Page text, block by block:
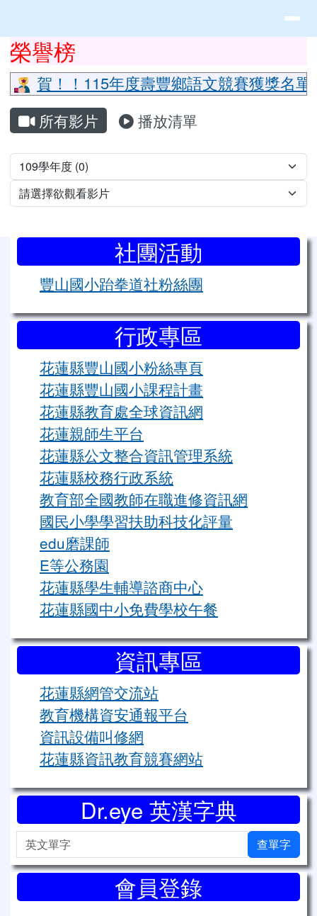
上中區域內容
榮譽榜
賀！！115年度壽豐鄉語文競賽獲獎名
主內容區域
所有影片 播放清單
Video List
左邊區域內容 社團活動
豐山國小跆拳道社粉絲團
行政專區
花蓮縣豐山國小粉絲專頁
花蓮縣豐山國小課程計畫
花蓮縣教育處全球資訊網
花蓮親師生平台
花蓮縣公文整合資訊管理系統
花蓮縣校務行政系統
教育部全國教師在職進修資訊網
國民小學學習扶助科技化評量
edu磨課師
E等公務園
花蓮縣學生輔導諮商中心
花蓮縣國中小免費學校午餐
資訊專區
花蓮縣網管交流站
教育機構資安通報平台
資訊設備叫修網
花蓮縣資訊教育競賽網站
Dr.eye 英漢字典
英文單字 查單字
會員登錄
頁尾區域